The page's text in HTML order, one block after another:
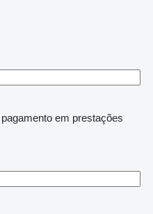
pagamento em prestações